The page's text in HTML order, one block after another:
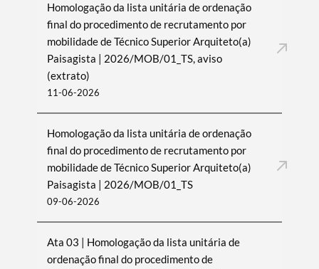
Homologação da lista unitária de ordenação
final do procedimento de recrutamento por
mobilidade de Técnico Superior Arquiteto(a)
Paisagista | 2026/MOB/01_TS, aviso
(extrato)
11-06-2026
Homologação da lista unitária de ordenação
final do procedimento de recrutamento por
mobilidade de Técnico Superior Arquiteto(a)
Paisagista | 2026/MOB/01_TS
09-06-2026
Ata 03 | Homologação da lista unitária de
ordenação final do procedimento de